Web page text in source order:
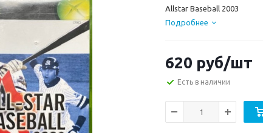
Allstar Baseball 2003
Подробнее
620 руб/шт
Есть в наличии